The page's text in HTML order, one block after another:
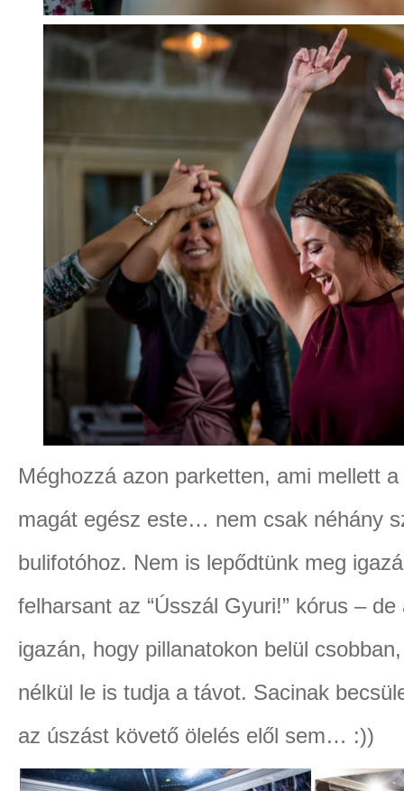
Méghozzá azon parketten, ami mellett
magát egész este… nem csak néhány
bulifotóhoz. Nem is lepődtünk meg
felharsant az “Ússzál Gyuri!” kórus –
igazán, hogy pillanatokon belül
nélkül le is tudja a távot. Sacinak
az úszást követő ölelés elől sem… :))